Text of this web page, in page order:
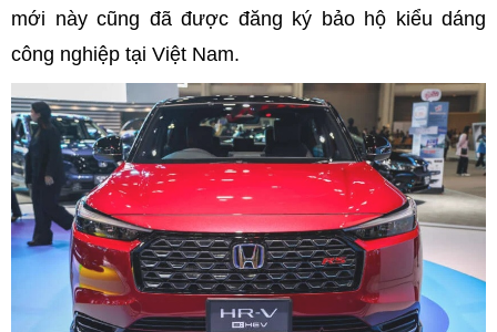
mới này cũng đã được đăng ký bảo hộ kiểu dáng
công nghiệp tại Việt Nam.